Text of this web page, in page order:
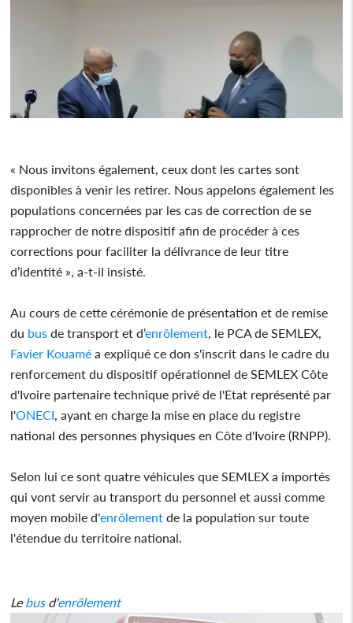
« Nous invitons également, ceux dont les cartes sont
disponibles à venir les retirer. Nous appelons également les
populations concernées par les cas de correction de se
rapprocher de notre dispositif afin de procéder à ces
corrections pour faciliter la délivrance de leur titre
d’identité », a-t-il insisté.
Au cours de cette cérémonie de présentation et de remise
du bus de transport et d’enrôlement , le PCA de SEMLEX,
Favier Kouamé a expliqué ce don s'inscrit dans le cadre du
renforcement du dispositif opérationnel de SEMLEX Côte
d'Ivoire partenaire technique privé de l'Etat représenté par
l'ONECI , ayant en charge la mise en place du registre
national des personnes physiques en Côte d'Ivoire (RNPP).
Selon lui ce sont quatre véhicules que SEMLEX a importés
qui vont servir au transport du personnel et aussi comme
moyen mobile d'enrôlement de la population sur toute
l'étendue du territoire national.
Le busd'enrôlement